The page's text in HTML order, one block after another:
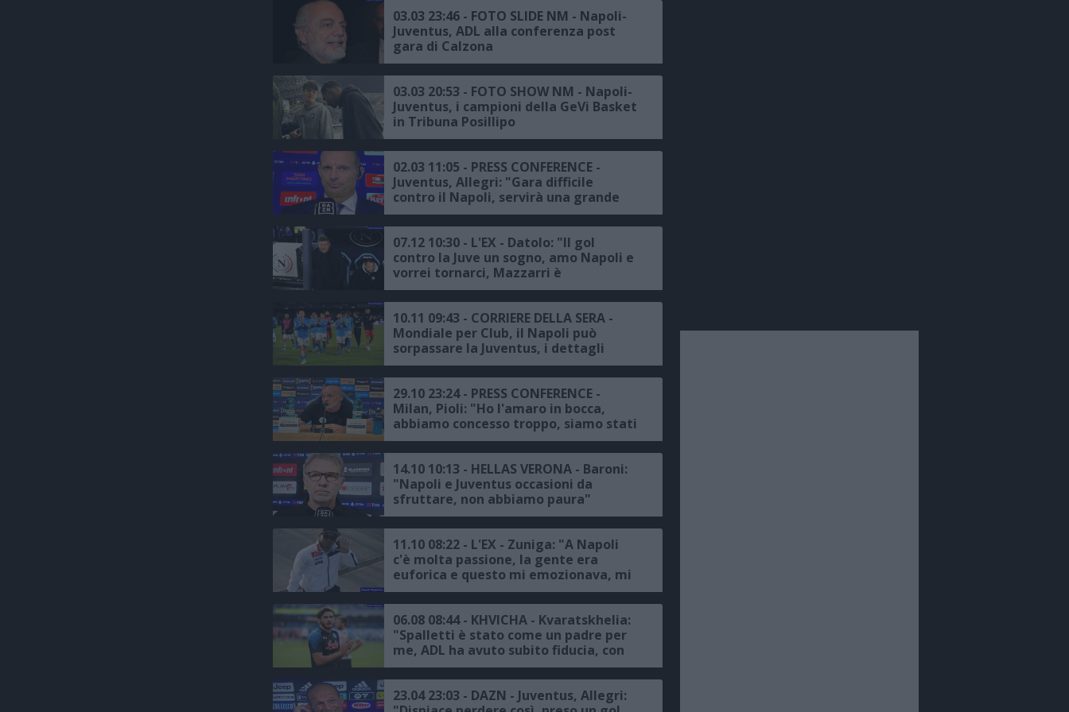
03.03 23:46 - FOTO SLIDE NM - Napoli-
Juventus, ADL alla conferenza post
gara di Calzona
03.03 20:53 - FOTO SHOW NM - Napoli-
Juventus, i campioni della GeVi Basket
in Tribuna Posillipo
02.03 11:05 - PRESS CONFERENCE -
Juventus, Allegri: "Gara difficile
contro il Napoli, servirà una grande
prestazione, parole di ADL? Non le
commento"
07.12 10:30 - L'EX - Datolo: "Il gol
contro la Juve un sogno, amo Napoli e
vorrei tornarci, Mazzarri è
intelligente, trasmette grinta e
voglia"
10.11 09:43 - CORRIERE DELLA SERA -
Mondiale per Club, il Napoli può
sorpassare la Juventus, i dettagli
29.10 23:24 - PRESS CONFERENCE -
Milan, Pioli: "Ho l'amaro in bocca,
abbiamo concesso troppo, siamo stati
inferiori solo all'Inter e non al Napoli
e alla Juve"
14.10 10:13 - HELLAS VERONA - Baroni:
"Napoli e Juventus occasioni da
sfruttare, non abbiamo paura"
11.10 08:22 - L'EX - Zuniga: "A Napoli
c'è molta passione, la gente era
euforica e questo mi emozionava, mi
voleva il Barcellona e avevo un
precontratto con la Juventus ma alla
fine rimasi in azzurro"
06.08 08:44 - KHVICHA - Kvaratskhelia:
"Spalletti è stato come un padre per
me, ADL ha avuto subito fiducia, con
Osimhen ho un'intesa naturale,
un'emozione incredibile l'accoglienza
dopo la Juventus"
23.04 23:03 - DAZN - Juventus, Allegri: